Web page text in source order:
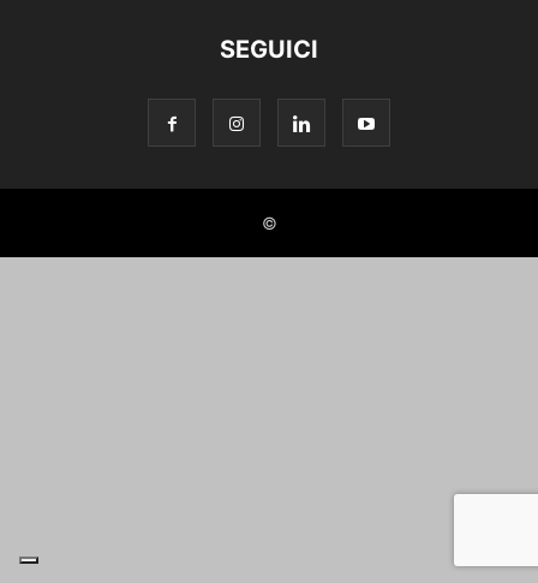
SEGUICI
©